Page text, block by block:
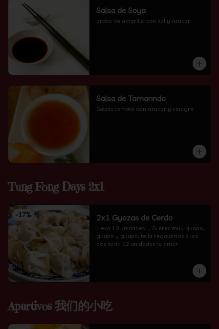
Salsa de Soya
proto de amarillo con sal y azucar
Salsa de Tamarindo
Salsas tomate con azucar y vinagre
Tung Fong Days 2x1
-17% 2x1 Gyozas de Cerdo
Lleva 10 unidades ，Si eres muy guapa,
guapa y guapa, te la regalamos a los
dos seria 12 unidades te amor
Apertivos 我们的小吃